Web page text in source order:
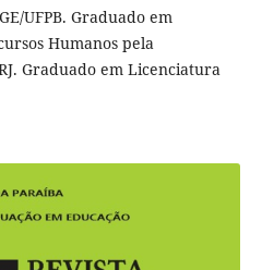
UFPB. Graduado em
Humanos pela
Graduado em Licenciatura